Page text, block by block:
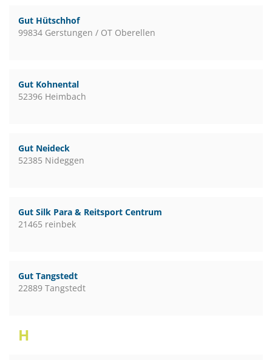
Gut Hütschhof
99834 Gerstungen / OT Oberellen
Gut Kohnental
52396 Heimbach
Gut Neideck
52385 Nideggen
Gut Silk Para & Reitsport Centrum
21465 reinbek
Gut Tangstedt
22889 Tangstedt
H